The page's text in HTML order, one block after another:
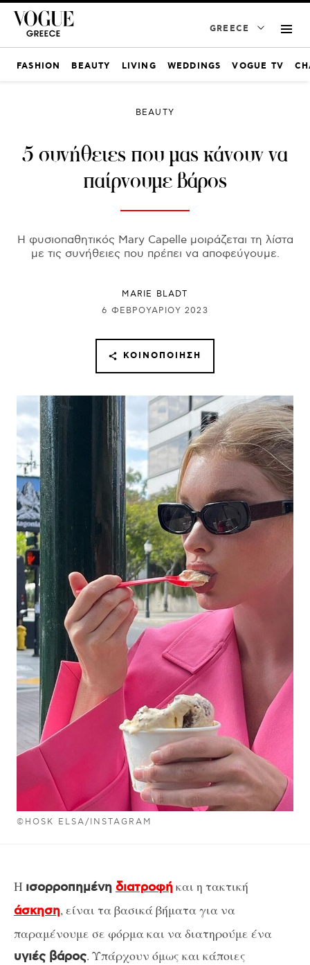
GREECE
FASHION BEAUTY LIVING WEDDINGS VOGUE TV
©HOSK ELSA/INSTAGRAM
BEAUTY
5 συνήθειες που μας κάνουν να
παίρνουμε βάρος
Η φυσιοπαθητικός Mary Capelle μοιράζεται τη λίστα
με τις συνήθειες που πρέπει να αποφεύγουμε.
MARIE BLADT
6 ΦΕΒΡΟΥΑΡΊΟΥ 2023
ΚΟΙΝΟΠΟΊΗΣΗ
Η ισορροπημένη διατροφήκαι η τακτική
άσκηση, είναι τα βασικά βήματα για να
παραμένουμε σε φόρμα και να διατηρούμε ένα
υγιές βάρος. Υπάρχουν όμως και κάποιες